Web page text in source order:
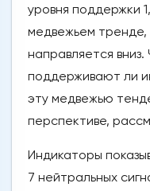
уровня поддержки
медвежьем тренде,
направляется
поддерживают ли
эту медвежью
перспективе,
Индикаторы
7 нейтральных